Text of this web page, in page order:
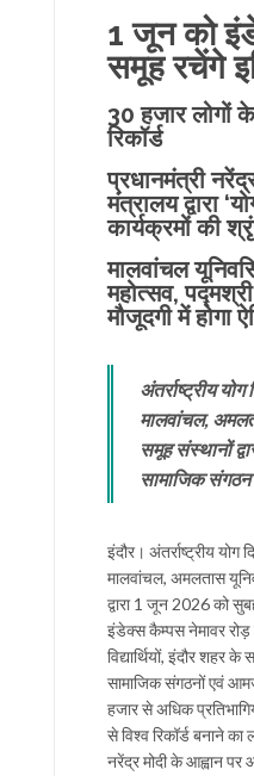
1 जून को
समूह रचेंगे
30 हजार लोगों
रिकॉर्ड
प्रधानमंत्री
मंत्रालय द्वारा
कार्यक्रमों की
मालवांचल
महोत्सव,
मौजूदगी में होगा
अंतर्राष्ट्रीय
मालवांचल,
समूह संस्थानों
सामाजिक संगठन
इंदौर। अंतर्राष्ट्रीय
मालवांचल, अमलतास
द्वारा 1 जून 2026 को
इंडेक्स कैम्पस नेमावर
विद्यार्थियों, इंदौर शहर के
सामाजिक संगठनों एवं
हजार से अधिक
से विश्व रिकॉर्ड बनाने
नरेंद्र मोदी के आह्वान पर